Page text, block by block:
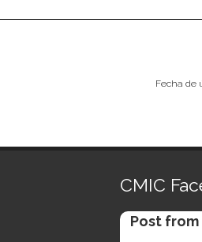
Fecha de
CMIC
Post